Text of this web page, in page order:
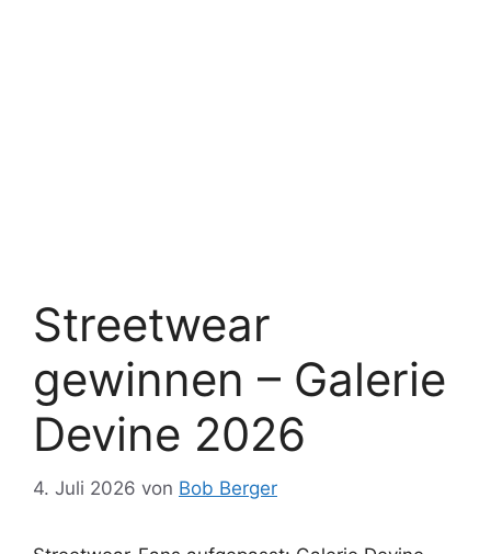
Streetwear
gewinnen – Galerie
Devine 2026
4. Juli 2026 von Bob Berger